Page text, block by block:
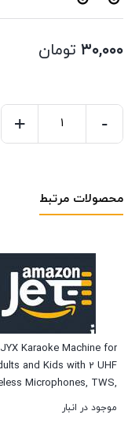
۳۰,۰۰۰ تومان
-
+
محصولات مرتبط
JYX Karaoke Machine for
and Kids with 2 UHF
Microphones, TWS,
Radio, Audio Recording –
موجود در انبار